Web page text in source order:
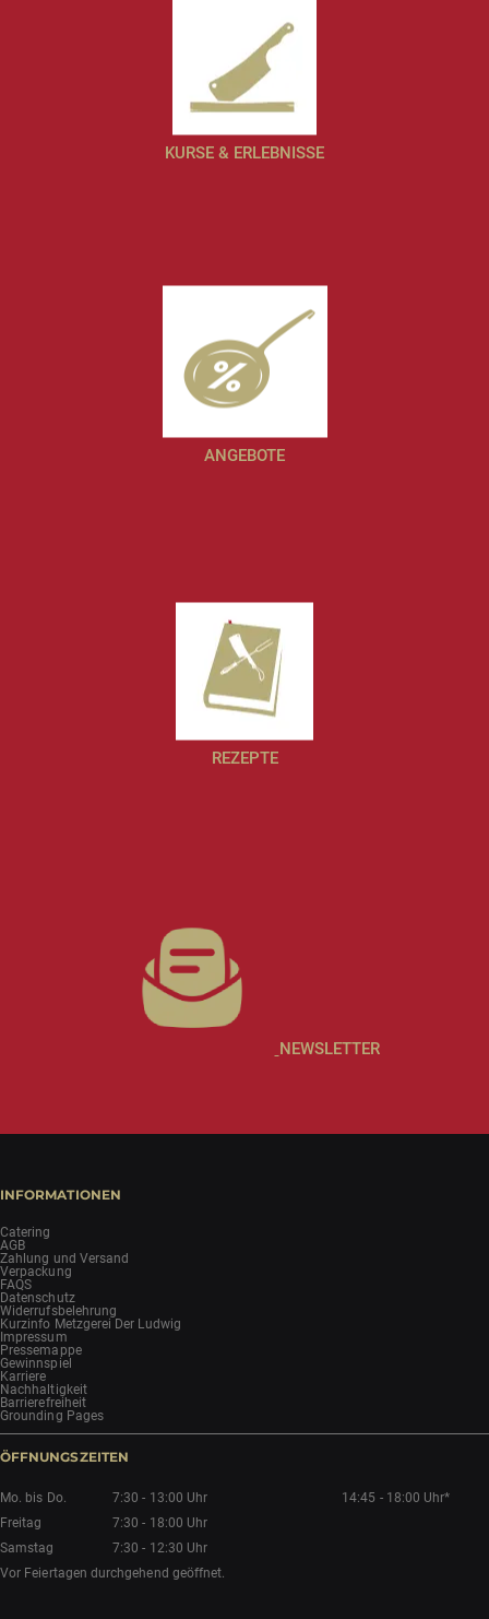
KURSE & ERLEBNISSE
ANGEBOTE
REZEPTE
NEWSLETTER
INFORMATIONEN
Catering
AGB
Zahlung und Versand
Verpackung
FAQS
Datenschutz
Widerrufsbelehrung
Kurzinfo Metzgerei Der Ludwig
Impressum
Pressemappe
Gewinnspiel
Karriere
Nachhaltigkeit
Barrierefreiheit
Grounding Pages
ÖFFNUNGSZEITEN
Mo. bis Do. 7:30 - 13:00 Uhr
14:45 - 18:00 Uhr*
Freitag
7:30 - 18:00 Uhr
Samstag
7:30 - 12:30 Uhr
Vor Feiertagen durchgehend geöffnet.